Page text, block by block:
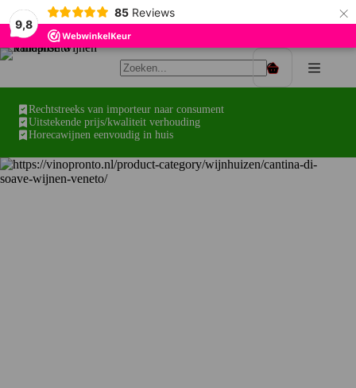
9,8
85 Reviews ×
Ga
Winkelwagen
Rechtstreeks van importeur naar consument
Uitstekende prijs/kwaliteit verhouding
Horecawijnen eenvoudig in huis